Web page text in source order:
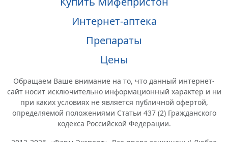
Интернет-аптека
Препараты
Цены
Обращаем Ваше внимание на то, что данный интернет-
сайт носит исключительно информационный характер и ни
при каких условиях не является публичной офертой,
определяемой положениями Статьи 437 (2) Гражданского
кодекса Российской Федерации.